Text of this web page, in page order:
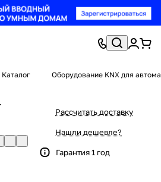
Каталог Оборудование KNX для
Рассчитать доставку
Нашли дешевле?
Гарантия 1 год